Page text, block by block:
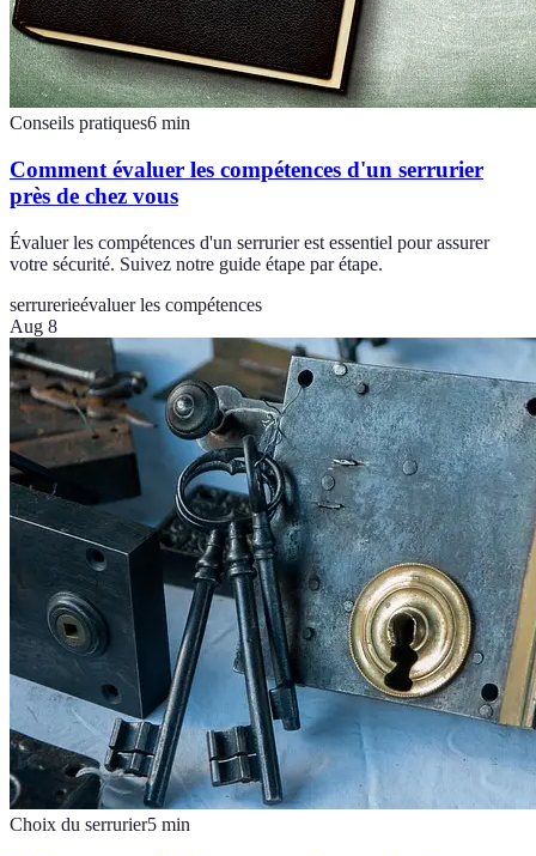
Conseils pratiques6 min
Comment évaluer les compétences d'un serrurier
près de chez vous
Évaluer les compétences d'un serrurier est essentiel pour assurer
votre sécurité. Suivez notre guide étape par étape.
serrurerieévaluer les compétences
Aug 8
Choix du serrurier5 min